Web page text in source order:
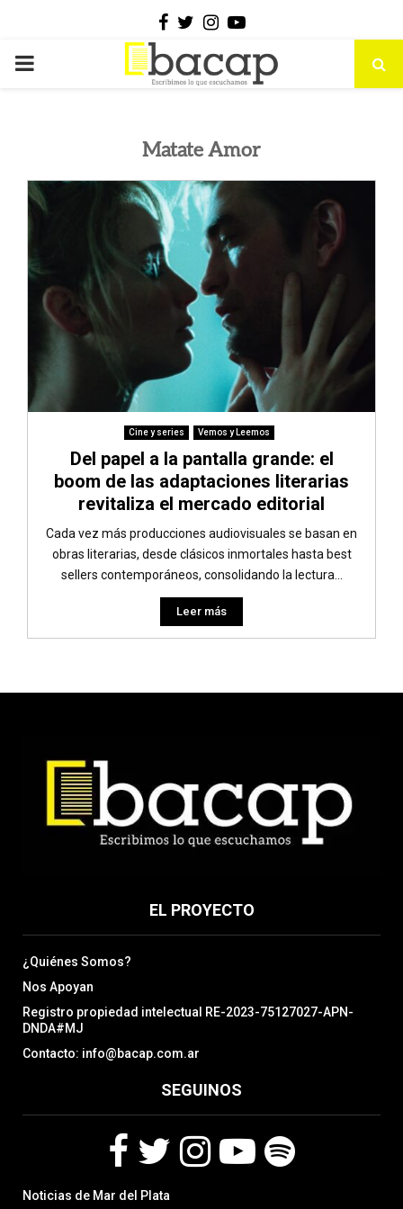
Facebook
Twitter
Instagram
Youtube
PRIMARY
Matate Amor
Cine y series Vemos y Leemos
Del papel a la pantalla grande: el
boom de las adaptaciones literarias
revitaliza el mercado editorial
Cada vez más producciones audiovisuales se basan en
obras literarias, desde clásicos inmortales hasta best
sellers contemporáneos, consolidando la lectura...
Leer más
EL PROYECTO
¿Quiénes Somos?
Nos Apoyan
Registro propiedad intelectual RE-2023-75127027-APN-
DNDA#MJ
Contacto: info@bacap.com.ar
SEGUINOS
a
w
Noticias de Mar del Plata